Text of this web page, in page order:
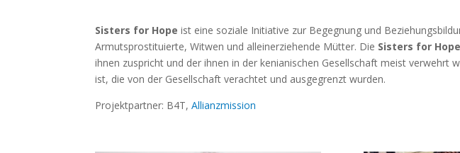
Sisters for Hope ist eine soziale Initiative zur Begegnung und
Armutsprostituierte, Witwen und alleinerziehende Mütter. Die Sisters for Hope
ihnen zuspricht und der ihnen in der kenianischen Gesellschaft meist verwehrt
ist, die von der Gesellschaft verachtet und ausgegrenzt wurden.
Projektpartner: B4T,Allianzmission